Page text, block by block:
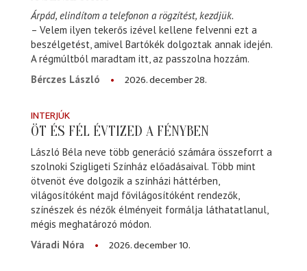
Árpád, elindítom a telefonon a rögzítést, kezdjük.
– Velem ilyen tekerős izével kellene felvenni ezt a
beszélgetést, amivel Bartókék dolgoztak annak idején.
A régmúltból maradtam itt, az passzolna hozzám.
Bérczes László
2026. december 28.
INTERJÚK
ÖT ÉS FÉL ÉVTIZED A FÉNYBEN
László Béla neve több generáció számára összeforrt a
szolnoki Szigligeti Színház előadásaival. Több mint
ötvenöt éve dolgozik a színházi háttérben,
világosítóként majd fővilágosítóként rendezők,
színészek és nézők élményeit formálja láthatatlanul,
mégis meghatározó módon.
Váradi Nóra
2026. december 10.